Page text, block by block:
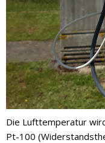
Die Lufttemperatur
Pt-100